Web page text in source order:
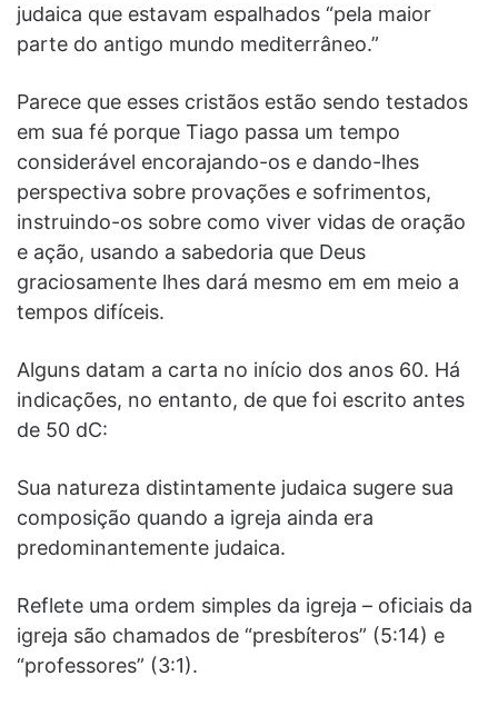
judaica que estavam espalhados “pela maior
parte do antigo mundo mediterrâneo.”
Parece que esses cristãos estão sendo testados
em sua fé porque Tiago passa um tempo
considerável encorajando-os e dando-lhes
perspectiva sobre provações e sofrimentos,
instruindo-os sobre como viver vidas de oração
e ação, usando a sabedoria que Deus
graciosamente lhes dará mesmo em em meio a
tempos difíceis.
Alguns datam a carta no início dos anos 60. Há
indicações, no entanto, de que foi escrito antes
de 50 dC:
Sua natureza distintamente judaica sugere sua
composição quando a igreja ainda era
predominantemente judaica.
Reflete uma ordem simples da igreja – oficiais da
igreja são chamados de “presbíteros” (5:14) e
“professores” (3:1).